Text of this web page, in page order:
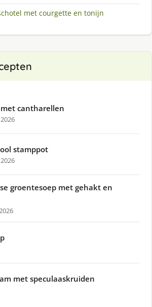
met courgette en tonijn
cantharellen
stamppot
groentesoep met gehakt en
met speculaaskruiden